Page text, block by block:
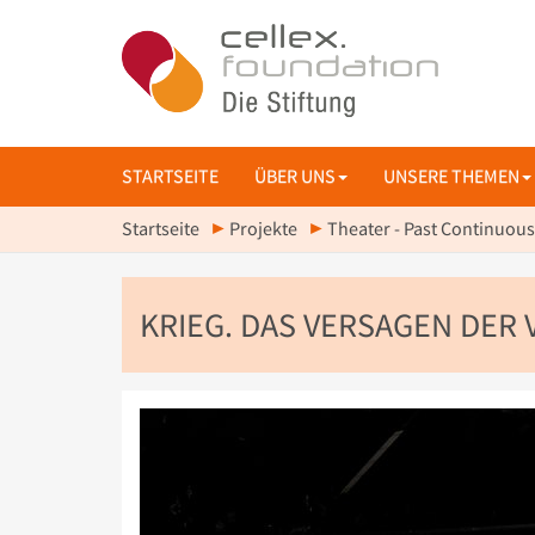
STARTSEITE ÜBER UNS UNSERE THEMEN
Startseite Projekte Theater - Past Continuous
KRIEG. DAS VERSAGEN